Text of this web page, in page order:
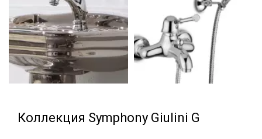
Коллекция Symphony Giulini G